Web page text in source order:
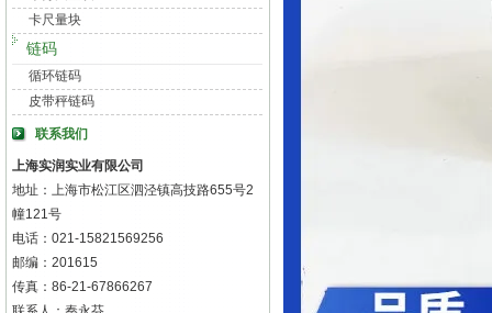
卡尺量块
链码
循环链码
皮带秤链码
联系我们
上海实润实业有限公司
地址：上海市松江区泗泾镇高技路655号2
幢121号
电话：021-15821569256
邮编：201615
传真：86-21-67866267